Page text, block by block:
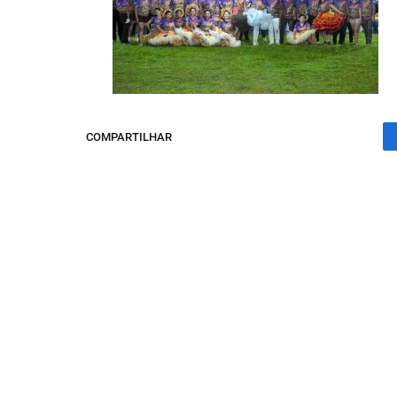
COMPARTILHAR